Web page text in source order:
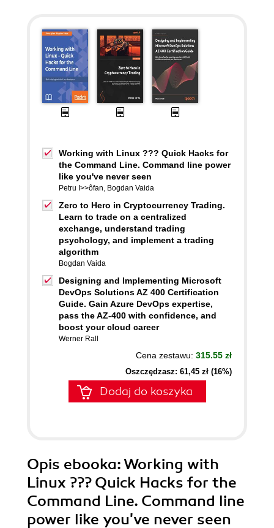
Working with Linux ??? Quick Hacks for
the Command Line. Command line power
like you've never seen
Petru I>>ôfan, Bogdan Vaida
Zero to Hero in Cryptocurrency Trading.
Learn to trade on a centralized
exchange, understand trading
psychology, and implement a trading
algorithm
Bogdan Vaida
Designing and Implementing Microsoft
DevOps Solutions AZ 400 Certification
Guide. Gain Azure DevOps expertise,
pass the AZ-400 with confidence, and
boost your cloud career
Werner Rall
Cena zestawu: 315.55 zł
Oszczędzasz: 61,45 zł (16%)
Dodaj do koszyka
Opis ebooka: Working with
Linux ??? Quick Hacks for the
Command Line. Command line
power like you've never seen